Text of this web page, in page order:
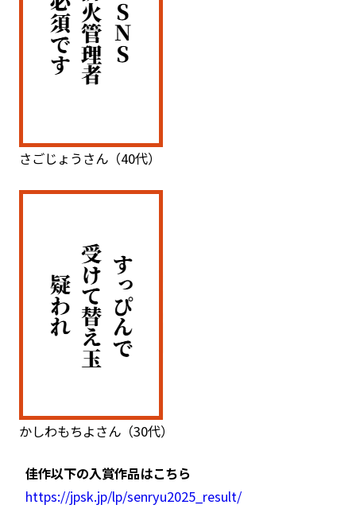
さごじょうさん（40代）
かしわもちよさん（30代）
佳作以下の入賞作品はこちら
https://jpsk.jp/lp/senryu2025_result/